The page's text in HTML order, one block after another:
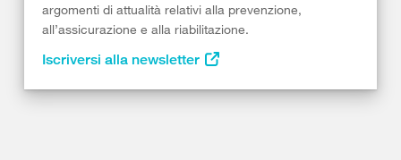
argomenti di attualità relativi alla prevenzione,
all’assicurazione e alla riabilitazione.
Iscriversi alla newsletter